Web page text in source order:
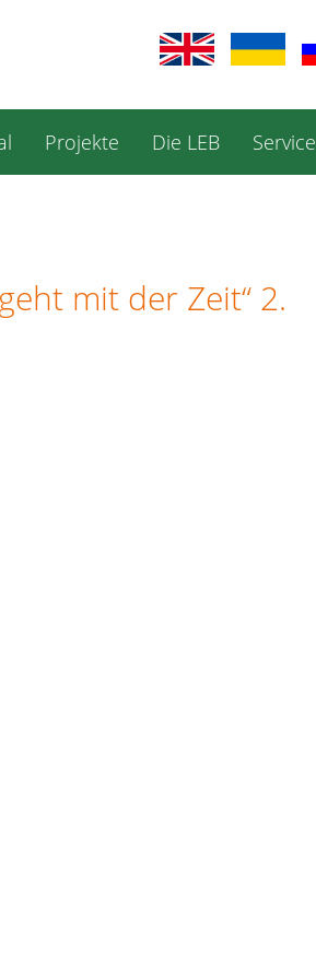
Projekte Die LEB Service
mit der Zeit“ 2.